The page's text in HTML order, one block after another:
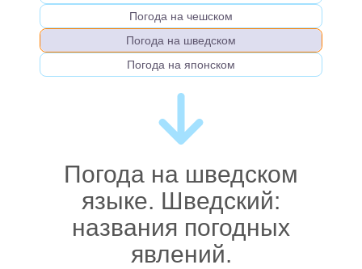
Погода на чешском
Погода на шведском
Погода на японском
Погода на шведском
языке. Шведский:
названия погодных
явлений.